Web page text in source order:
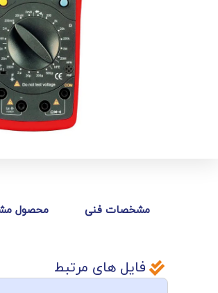
مشخصات فنی محصول
فایل های مرتبط